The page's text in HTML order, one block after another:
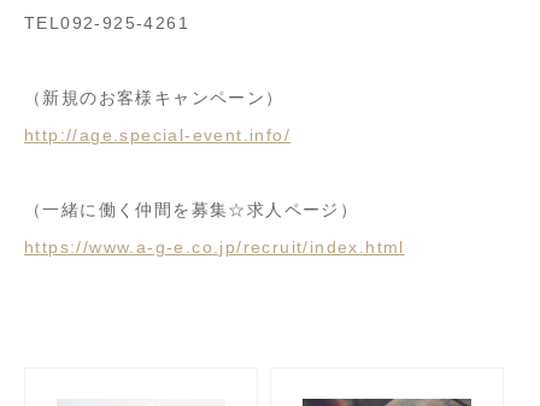
TEL092-925-4261
（新規のお客様キャンペーン）
http://age.special-event.info/
（一緒に働く仲間を募集☆求人ページ）
https://www.a-g-e.co.jp/recruit/index.html